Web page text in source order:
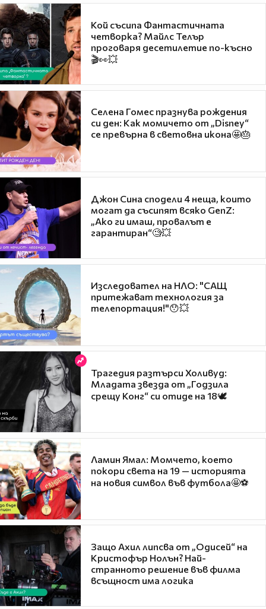
Кой съсипа Фантастичната
четворка? Майлс Телър
проговаря десетилетие по-късно
🎬👀💥
Селена Гомес празнува рождения
си ден: Как момичето от „Disney“
се превърна в световна икона🤩🎂
Джон Сина сподели 4 неща, които
могат да съсипят всяко GenZ:
„Ако ги имаш, провалът е
гарантиран“🧐💥
Изследовател на НЛО: "САЩ
притежават технология за
телепортация!"😯💥
Трагедия разтърси Холивуд:
Младата звезда от „Годзила
срещу Конг“ си отиде на 18🕊️
Ламин Ямал: Момчето, което
покори света на 19 — историята
на новия символ във футбола🤩⚽
Защо Ахил липсва от „Одисей“ на
Кристофър Нолън? Най-
странното решение във филма
всъщност има логика